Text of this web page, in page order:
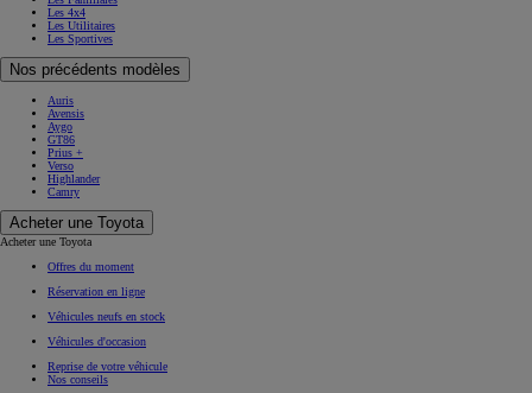
Les 4x4
Les Utilitaires
Les Sportives
Nos précédents modèles
Auris
Avensis
Aygo
GT86
Prius +
Verso
Highlander
Camry
Acheter une Toyota
Acheter une Toyota
Offres du moment
Réservation en ligne
Véhicules neufs en stock
Véhicules d'occasion
Reprise de votre véhicule
Nos conseils